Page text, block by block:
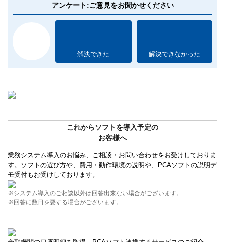
アンケート:ご意見をお聞かせください
解決できた 解決できなかった
これからソフトを導入予定の
お客様へ
業務システム導入のお悩み、ご相談・お問い合わせをお受けしておりま
す。ソフトの選び方や、費用・動作環境の説明や、PCAソフトの説明デ
モ受付もお受けしております。
※システム導入のご相談以外は回答出来ない場合がございます。
※回答に数日を要する場合がございます。